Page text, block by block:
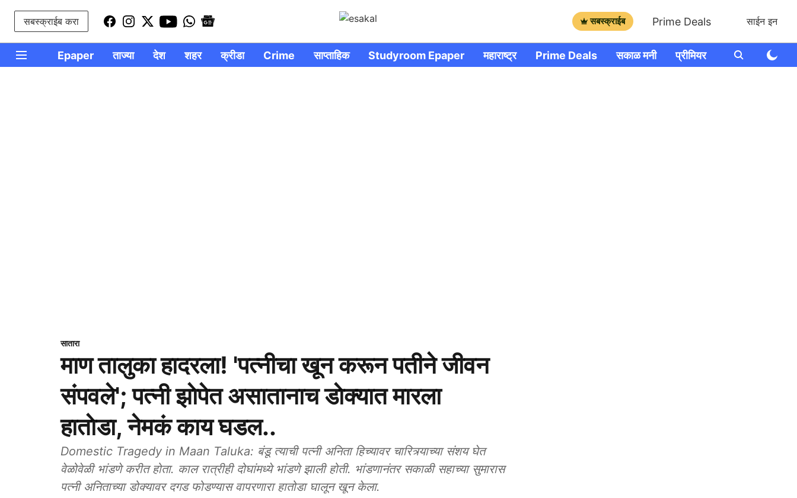
सबस्क्राईब करा सबस्क्राईब Prime Deals साईन इन
Epaper ताज्या देश शहर क्रीडा Crime साप्ताहिक Studyroom Epaper महाराष्ट्र Prime Deals सकाळ मनी प्रीमियर आणखी राशी
सातारा
माण तालुका हादरला! 'पत्नीचा खून करून पतीने जीवन
संपवले'; पत्नी झाेपेत असातानाच डाेक्यात मारला
हाताेडा, नेमकं काय घडल..
Domestic Tragedy in Maan Taluka: बंडू त्याची पत्नी अनिता हिच्यावर चारित्र्याच्या संशय घेत
वेळोवेळी भांडणे करीत होता. काल रात्रीही दोघांमध्ये भांडणे झाली होती. भांडणानंतर सकाळी सहाच्या सुमारास
पत्नी अनिताच्या डोक्यावर दगड फोडण्यास वापरणारा हातोडा घालून खून केला.